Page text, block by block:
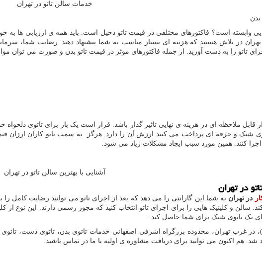
خدمات سالن تاتو در تهران
وابسته است؟ فاکتورهای مختلفی در قیمت تاتو دخیل است. باید همه ی ارزیابی ها به
تهران در تلاش هستند که هزینه ای بسیار مناسب به شما پیشنهاد دهند. رضایت
تاتو را به دست آورید. از جمله فاکتورهای موثر در قیمت تاتو بدن و صورت می توان
قابل ملاحظه ای در هزینه ی نهایی تاثیر گذار باشد. قرار است یک بار برای تاتوی دلخواه
شیک و حرفه ای پرداخت می کنید ارزش آن را دارد. هرگز به سمت تاتو کاران ارزان
اجرا کنند. همین مورد سبب ایجاد مشکلات زیاد می شود.
آشنایی با بهترین سالن تاتو در تهران
در تهران
در تهران به شما این گارانتی را می دهد که بعد از اجرای تاتو می توانید رضایت کامل
سالن و کلینیک هایی را برای اجرای تاتو انتخاب کنید که مجوز رسمی دارند. این نوع
یک تاتوی شیک برای شما حاصل کند.
در غرب تهران، محدوده بزرگراه اشرفی اصفهانی خدمات تاتوی بدن، تاتوی دست،
شد. هم اکنون می توانید برای دریافت مشاوره ی اولیه با ما در تماس باشید.